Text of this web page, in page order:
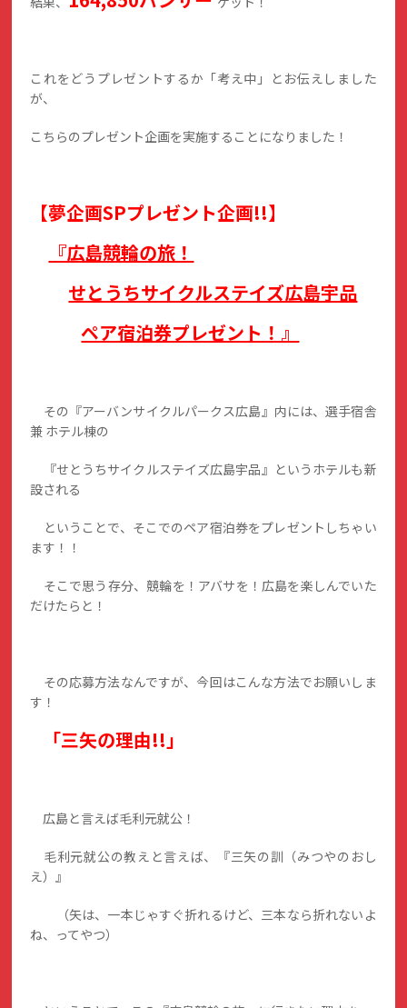
これをどうプレゼントするか「考え中」とお伝えしました
が、
こちらのプレゼント企画を実施することになりました！
【夢企画SPプレゼント企画!!】
『広島競輪の旅！
せとうちサイクルステイズ広島宇品
ペア宿泊券プレゼント！』
その『アーバンサイクルパークス広島』内には、選手宿舎
兼 ホテル棟の
『せとうちサイクルステイズ広島宇品』というホテルも新
設される
ということで、そこでのペア宿泊券をプレゼントしちゃい
ます！！
そこで思う存分、競輪を！アバサを！広島を楽しんでいた
だけたらと！
その応募方法なんですが、今回はこんな方法でお願いしま
す！
「三矢の理由!!」
広島と言えば毛利元就公！
毛利元就公の教えと言えば、『三矢の訓（みつやのおし
え）』
（矢は、一本じゃすぐ折れるけど、三本なら折れないよ
ね、ってやつ）